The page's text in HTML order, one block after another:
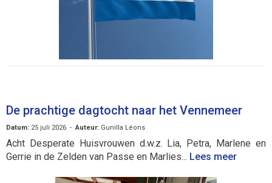
De prachtige dagtocht naar het Vennemeer
Datum: 25 juli 2026 -Auteur: Gunilla Léons
Acht Desperate Huisvrouwen d.w.z. Lia, Petra, Marlene en
Gerrie in de Zelden van Passe en Marlies... Lees meer